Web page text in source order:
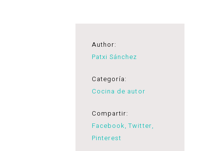
Author:
Patxi Sánchez
Categoría:
Cocina de autor
Compartir:
Facebook Twitter
Pinterest